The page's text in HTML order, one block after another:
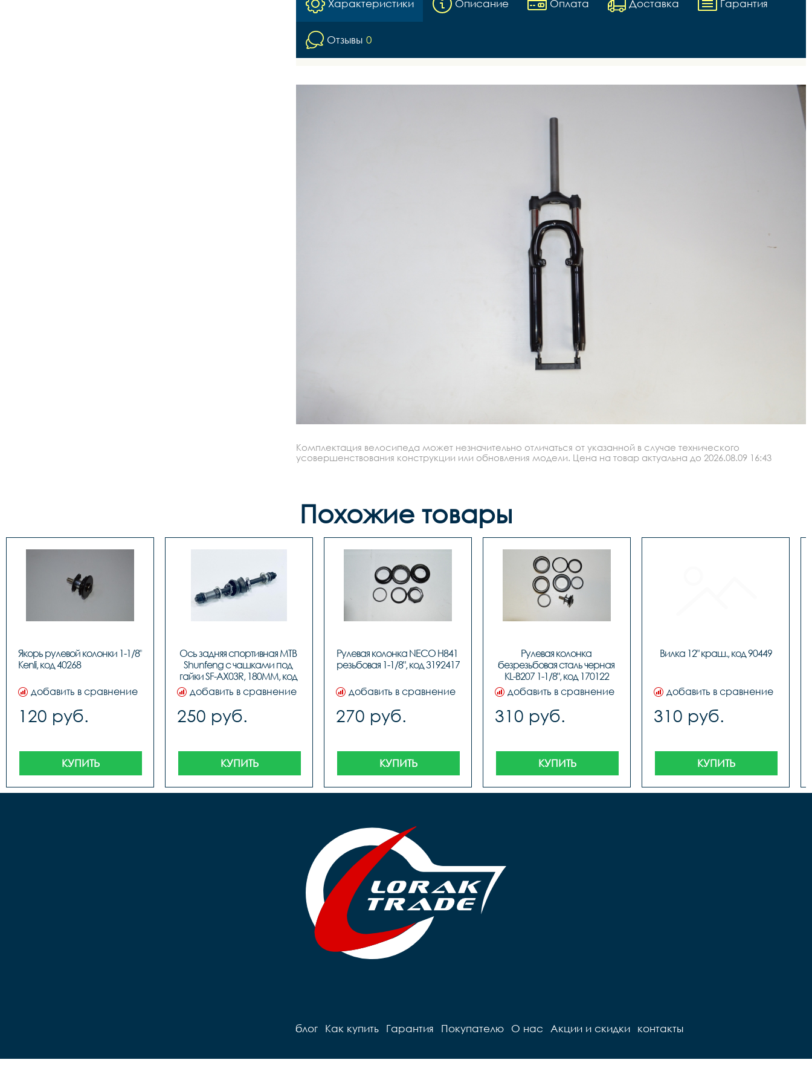
Характеристики Описание Оплата Доставка Гарантия
Отзывы 0
Комплектация велосипеда может незначительно отличаться от указанной в случае технического
усовершенствования конструкции или обновления модели. Цена на товар актуальна до 2026.08.09 16:43
Похожие товары
Якорь рулевой колонки 1-1/8"
Kenli, код 40268
добавить в сравнение
120 руб.
КУПИТЬ
Ось задняя спортивная MTB
Shunfeng с чашками под
гайки SF-AX03R, 180MM, код
41556
добавить в сравнение
250 руб.
КУПИТЬ
Рулевая колонка NECO H841
резьбовая 1-1/8", код 3192417
добавить в сравнение
270 руб.
КУПИТЬ
Рулевая колонка
безрезьбовая сталь черная
KL-B207 1-1/8", код 170122
добавить в сравнение
310 руб.
КУПИТЬ
Вилка 12" краш., код 90449
добавить в сравнение
310 руб.
КУПИТЬ
блог Как купить Гарантия Покупателю О нас Акции и скидки контакты